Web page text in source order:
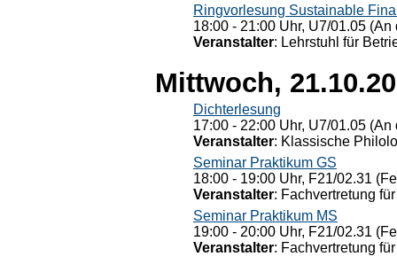
Ringvorlesung Sustainable
18:00 - 21:00 Uhr, U7/01.05
Veranstalter: Lehrstuhl für
Mittwoch,
Dichterlesung
17:00 - 22:00 Uhr, U7/01.05
Veranstalter: Klassische
Seminar Praktikum GS
18:00 - 19:00 Uhr, F21/02.31
Veranstalter: Fachvertretung
Seminar Praktikum MS
19:00 - 20:00 Uhr, F21/02.31
Veranstalter: Fachvertretung